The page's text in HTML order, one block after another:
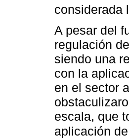
considerada
A pesar del
regulación
siendo una
con la
en el sector
escala, que
aplicación